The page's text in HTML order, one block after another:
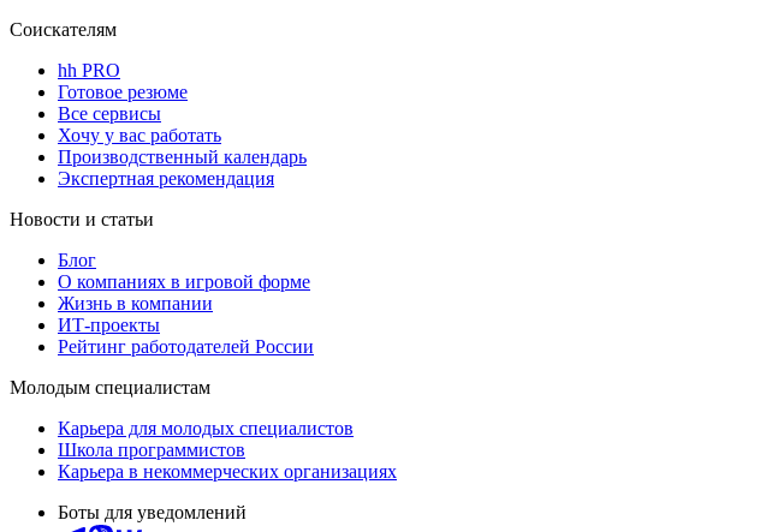
Соискателям
hh PRO
Готовое резюме
Все сервисы
Хочу у вас работать
Производственный календарь
Экспертная рекомендация
Новости и статьи
Блог
О компаниях в игровой форме
Жизнь в компании
ИТ-проекты
Рейтинг работодателей России
Молодым специалистам
Карьера для молодых специалистов
Школа программистов
Карьера в некоммерческих организациях
Боты для уведомлений